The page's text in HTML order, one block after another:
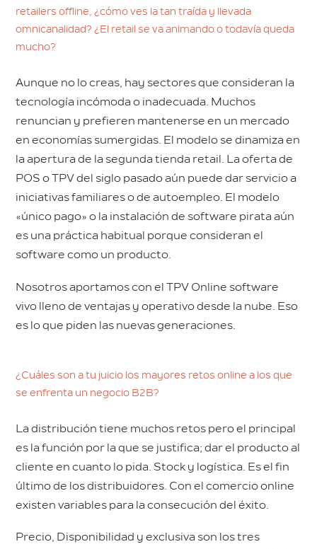
retailers offline, ¿cómo ves la tan traída y llevada
omnicanalidad? ¿El retail se va animando o todavía queda
mucho?
Aunque no lo creas, hay sectores que consideran la
tecnología incómoda o inadecuada. Muchos
renuncian y prefieren mantenerse en un mercado
en economías sumergidas. El modelo se dinamiza en
la apertura de la segunda tienda retail. La oferta de
POS o TPV del siglo pasado aún puede dar servicio a
iniciativas familiares o de autoempleo. El modelo
«único pago» o la instalación de software pirata aún
es una práctica habitual porque consideran el
software como un producto.
Nosotros aportamos con el TPV Online software
vivo lleno de ventajas y operativo desde la nube. Eso
es lo que piden las nuevas generaciones.
¿Cuáles son a tu juicio los mayores retos online a los que
se enfrenta un negocio B2B?
La distribución tiene muchos retos pero el principal
es la función por la que se justifica; dar el producto al
cliente en cuanto lo pida. Stock y logística. Es el fin
último de los distribuidores. Con el comercio online
existen variables para la consecución del éxito.
Precio, Disponibilidad y exclusiva son los tres